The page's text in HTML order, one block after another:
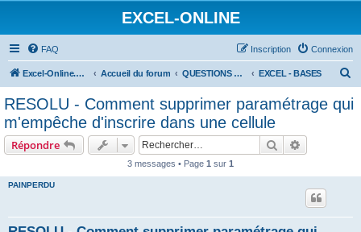
EXCEL-ONLINE
FAQ Connexion
Inscription
Excel-Online.net Accueil du forum QUESTIONS EXCEL EXCEL - BASES
c
RESOLU - Comment supprimer paramétrage qui
m'empêche d'inscrire dans une cellule
Répondre Rechercher
3 messages • Page 1 sur 1
PAINPERDU